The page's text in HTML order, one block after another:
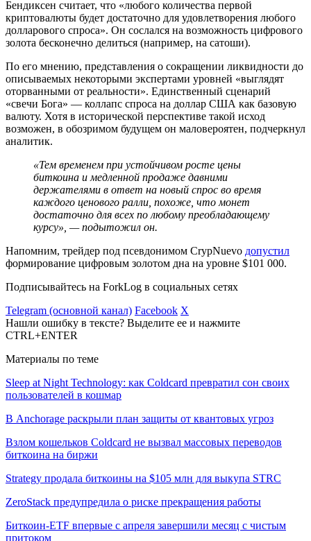
Бендиксен считает, что «любого количества первой
криптовалюты будет достаточно для удовлетворения любого
долларового спроса». Он сослался на возможность цифрового
золота бесконечно делиться (например, на сатоши).
По его мнению, представления о сокращении ликвидности до
описываемых некоторыми экспертами уровней «выглядят
оторванными от реальности». Единственный сценарий
«свечи Бога» — коллапс спроса на доллар США как базовую
валюту. Хотя в исторической перспективе такой исход
возможен, в обозримом будущем он маловероятен, подчеркнул
аналитик.
«Тем временем при устойчивом росте цены
биткоина и медленной продаже давними
держателями в ответ на новый спрос во время
каждого ценового ралли, похоже, что монет
достаточно для всех по любому преобладающему
курсу», — подытожил он.
Напомним, трейдер под псевдонимом CrypNuevo допустил
формирование цифровым золотом дна на уровне $101 000.
Подписывайтесь на ForkLog в социальных сетях
Telegram (основной канал) Facebook X
Нашли ошибку в тексте? Выделите ее и нажмите
CTRL+ENTER
Материалы по теме
Sleep at Night Technology: как Coldcard превратил сон своих
пользователей в кошмар
В Anchorage раскрыли план защиты от квантовых угроз
Взлом кошельков Coldcard не вызвал массовых переводов
биткоина на биржи
Strategy продала биткоины на $105 млн для выкупа STRC
ZeroStack предупредила о риске прекращения работы
Биткоин-ETF впервые с апреля завершили месяц с чистым
притоком